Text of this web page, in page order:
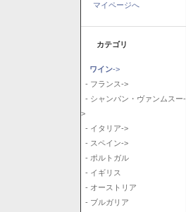
マイページへ
カテゴリ
ワイン->
- フランス->
- シャンパン・ヴァンムスー-
>
- イタリア->
- スペイン->
- ポルトガル
- イギリス
- オーストリア
- ブルガリア